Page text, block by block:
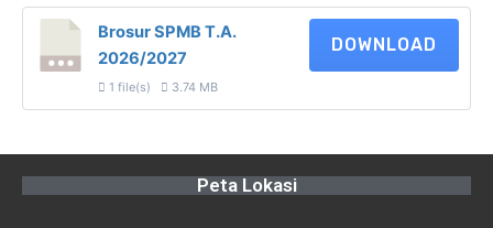
Brosur SPMB T.A.
2026/2027
1 file(s) 3.74 MB
DOWNLOAD
Peta Lokasi